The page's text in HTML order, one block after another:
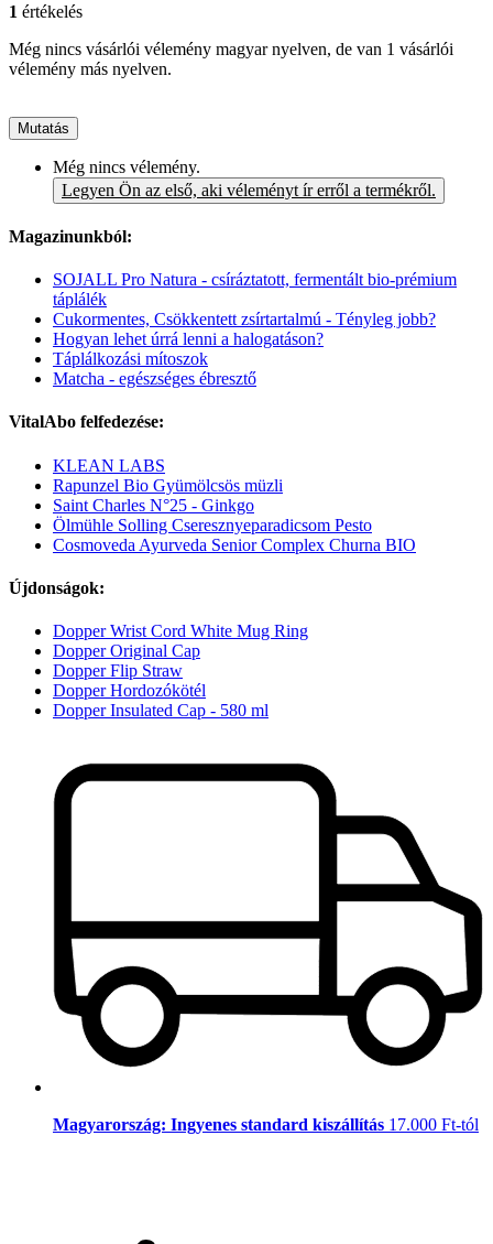
1 értékelés
Még nincs vásárlói vélemény magyar nyelven, de van 1 vásárlói
vélemény más nyelven.
Mutatás
Még nincs vélemény.
Legyen Ön az első, aki véleményt ír erről a termékről.
Magazinunkból:
SOJALL Pro Natura - csíráztatott, fermentált bio-prémium
táplálék
Cukormentes, Csökkentett zsírtartalmú - Tényleg jobb?
Hogyan lehet úrrá lenni a halogatáson?
Táplálkozási mítoszok
Matcha - egészséges ébresztő
VitalAbo felfedezése:
KLEAN LABS
Rapunzel Bio Gyümölcsös müzli
Saint Charles N°25 - Ginkgo
Ölmühle Solling Cseresznyeparadicsom Pesto
Cosmoveda Ayurveda Senior Complex Churna BIO
Újdonságok:
Dopper Wrist Cord White Mug Ring
Dopper Original Cap
Dopper Flip Straw
Dopper Hordozókötél
Dopper Insulated Cap - 580 ml
Magyarország: Ingyenes standard kiszállítás 17.000 Ft-tól